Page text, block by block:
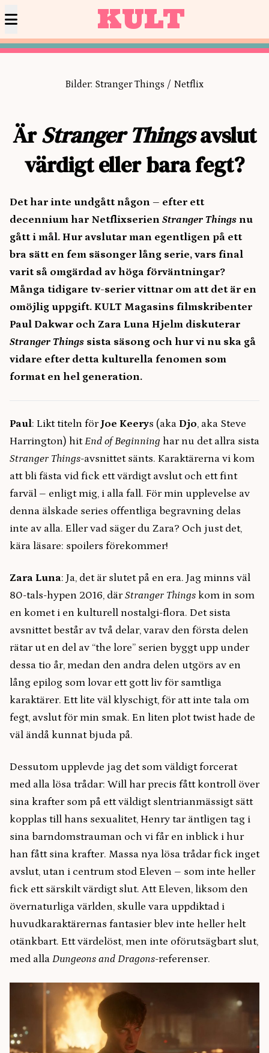
KULT
Bilder: Stranger Things / Netflix
ÄrStranger Thingsavslut
värdigt eller bara fegt?
Det har inte undgått någon – efter ett
decennium har Netflixserien Stranger Things nu
gått i mål. Hur avslutar man egentligen på ett
bra sätt en fem säsonger lång serie, vars final
varit så omgärdad av höga förväntningar?
Många tidigare tv-serier vittnar om att det är en
omöjlig uppgift. KULT Magasins filmskribenter
Paul Dakwar och Zara Luna Hjelm diskuterar
Stranger Things sista säsong och hur vi nu ska gå
vidare efter detta kulturella fenomen som
format en hel generation.
Paul: Likt titeln förJoe Keerys (aka Djo, aka Steve
Harrington) hitEnd of Beginning har nu det allra sista
Stranger Things-avsnittet sänts. Karaktärerna vi kom
att bli fästa vid fick ett värdigt avslut och ett fint
farväl – enligt mig, i alla fall. För min upplevelse av
denna älskade series offentliga begravning delas
inte av alla. Eller vad säger du Zara? Och just det,
kära läsare: spoilers förekommer!
Zara Luna: Ja, det är slutet på en era. Jag minns väl
80-tals-hypen 2016, därStranger Things kom in som
en komet i en kulturell nostalgi-flora. Det sista
avsnittet består av två delar, varav den första delen
rätar ut en del av “the lore” serien byggt upp under
dessa tio år, medan den andra delen utgörs av en
lång epilog som lovar ett gott liv för samtliga
karaktärer. Ett lite väl klyschigt, för att inte tala om
fegt, avslut för min smak. En liten plot twist hade de
väl ändå kunnat bjuda på.
Dessutom upplevde jag det som väldigt forcerat
med alla lösa trådar: Will har precis fått kontroll över
sina krafter som på ett väldigt slentrianmässigt sätt
kopplas till hans sexualitet, Henry tar äntligen tag i
sina barndomstrauman och vi får en inblick i hur
han fått sina krafter. Massa nya lösa trådar fick inget
avslut, utan i centrum stod Eleven – som inte heller
fick ett särskilt värdigt slut. Att Eleven, liksom den
övernaturliga världen, skulle vara uppdiktad i
huvudkaraktärernas fantasier blev inte heller helt
otänkbart. Ett värdelöst, men inte oförutsägbart slut,
med alla Dungeons and Dragons-referenser.